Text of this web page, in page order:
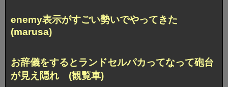
enemy表示がすごい勢いでやってきた
(marusa)
お辞儀をするとランドセルパカってなって砲台
が見え隠れ (観覧車)